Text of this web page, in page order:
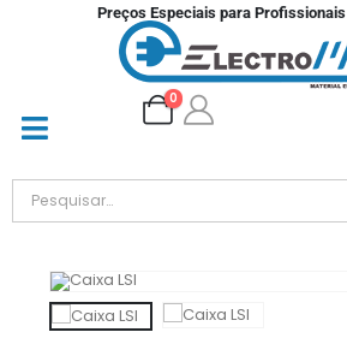
Preços Especiais para Profissionais
0